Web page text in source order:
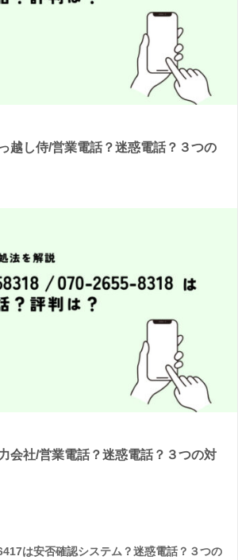
越し侍/営業電話？迷惑電話？３つの
会社/営業電話？迷惑電話？３つの対
は安否確認システム？迷惑電話？３つの